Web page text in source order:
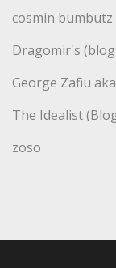
cosmin bumbutz
Dragomir's
George Zafiu
The Idealist
zoso